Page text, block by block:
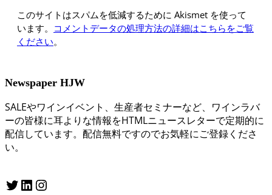
このサイトはスパムを低減するために Akismet を使って
います。 コメントデータの処理方法の詳細はこちらをご覧
ください。
Newspaper HJW
SALEやワインイベント、生産者セミナーなど、ワインラバ
ーの皆様に耳よりな情報をHTMLニュースレターで定期的に
配信しています。配信無料ですのでお気軽にご登録くださ
い。
Twitter LinkedIn Instagram